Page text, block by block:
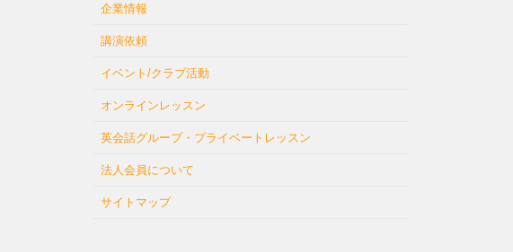
企業情報
講演依頼
イベント/クラブ活動
オンラインレッスン
英会話グループ・プライベートレッスン
法人会員について
サイトマップ